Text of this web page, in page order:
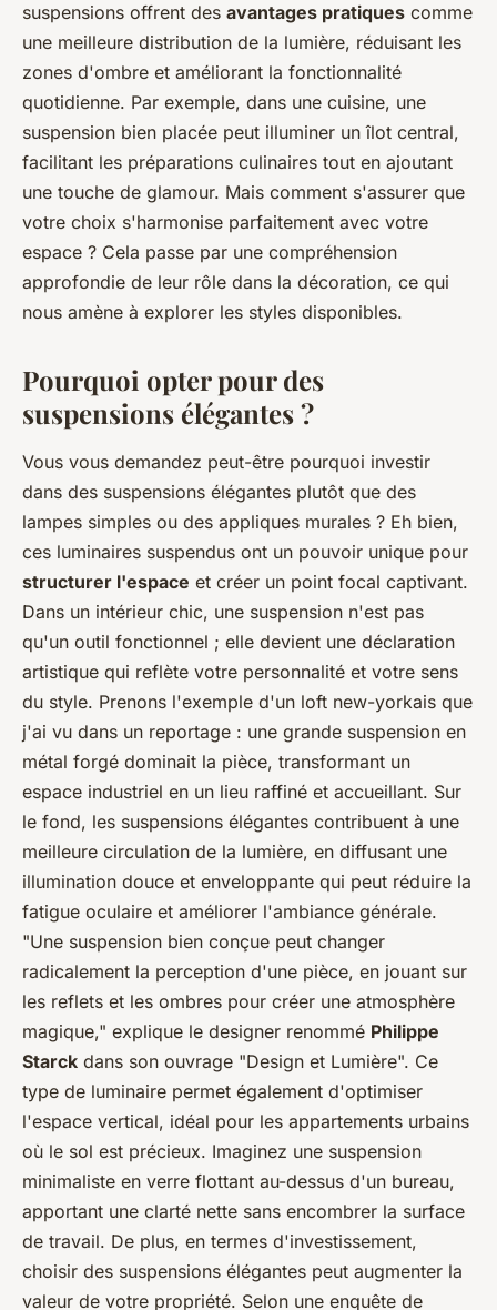
suspensions offrent des avantages pratiques comme
une meilleure distribution de la lumière, réduisant les
zones d'ombre et améliorant la fonctionnalité
quotidienne. Par exemple, dans une cuisine, une
suspension bien placée peut illuminer un îlot central,
facilitant les préparations culinaires tout en ajoutant
une touche de glamour. Mais comment s'assurer que
votre choix s'harmonise parfaitement avec votre
espace ? Cela passe par une compréhension
approfondie de leur rôle dans la décoration, ce qui
nous amène à explorer les styles disponibles.
Pourquoi opter pour des
suspensions élégantes ?
Vous vous demandez peut-être pourquoi investir
dans des suspensions élégantes plutôt que des
lampes simples ou des appliques murales ? Eh bien,
ces luminaires suspendus ont un pouvoir unique pour
structurer l'espace et créer un point focal captivant.
Dans un intérieur chic, une suspension n'est pas
qu'un outil fonctionnel ; elle devient une déclaration
artistique qui reflète votre personnalité et votre sens
du style. Prenons l'exemple d'un loft new-yorkais que
j'ai vu dans un reportage : une grande suspension en
métal forgé dominait la pièce, transformant un
espace industriel en un lieu raffiné et accueillant. Sur
le fond, les suspensions élégantes contribuent à une
meilleure circulation de la lumière, en diffusant une
illumination douce et enveloppante qui peut réduire la
fatigue oculaire et améliorer l'ambiance générale.
"Une suspension bien conçue peut changer
radicalement la perception d'une pièce, en jouant sur
les reflets et les ombres pour créer une atmosphère
magique," explique le designer renommé Philippe
Starck dans son ouvrage "Design et Lumière". Ce
type de luminaire permet également d'optimiser
l'espace vertical, idéal pour les appartements urbains
où le sol est précieux. Imaginez une suspension
minimaliste en verre flottant au-dessus d'un bureau,
apportant une clarté nette sans encombrer la surface
de travail. De plus, en termes d'investissement,
choisir des suspensions élégantes peut augmenter la
valeur de votre propriété. Selon une enquête de